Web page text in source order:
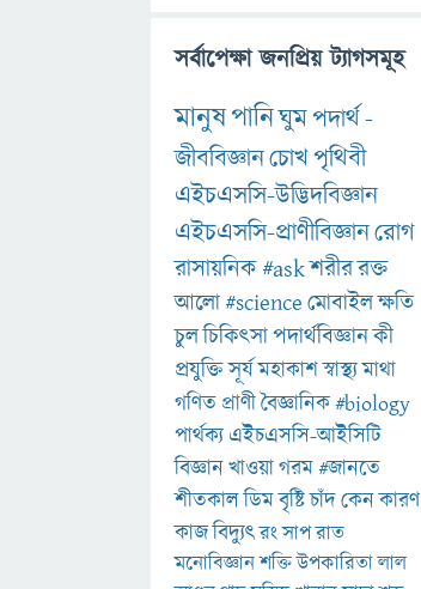
সর্বাপেক্ষা জনপ্রিয় ট্যাগসমূহ
মানুষপানিঘুমপদার্থ-
জীববিজ্ঞানচোখপৃথিবী
এইচএসসি-উদ্ভিদবিজ্ঞান
এইচএসসি-প্রাণীবিজ্ঞানরোগ
রাসায়নিক#askশরীররক্ত
আলো#scienceমোবাইলক্ষতি
চুলচিকিৎসাপদার্থবিজ্ঞানকী
প্রযুক্তিসূর্যমহাকাশস্বাস্থ্যমাথা
গণিত প্রাণীবৈজ্ঞানিক#biology
পার্থক্য এইচএসসি-আইসিটি
বিজ্ঞানখাওয়াগরম#জানতে
শীতকালডিমবৃষ্টিচাঁদকেনকারণ
কাজবিদ্যুৎরংসাপরাত
মনোবিজ্ঞানশক্তিউপকারিতালাল